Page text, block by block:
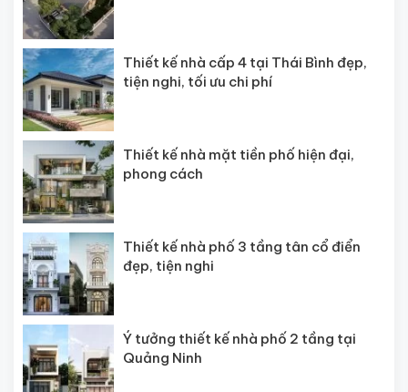
Thiết kế nhà cấp 4 tại Thái Bình đẹp,
tiện nghi, tối ưu chi phí
Thiết kế nhà mặt tiền phố hiện đại,
phong cách
Thiết kế nhà phố 3 tầng tân cổ điển
đẹp, tiện nghi
Ý tưởng thiết kế nhà phố 2 tầng tại
Quảng Ninh